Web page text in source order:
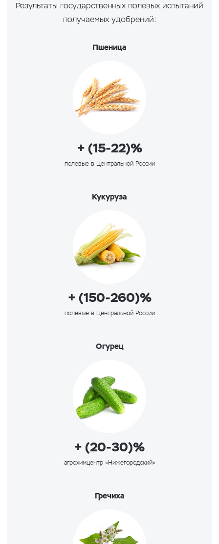
Результаты государственных полевых испытаний
получаемых удобрений:
Пшеница
+ (15-22)%
полевые в Центральной России
Кукуруза
+ (150-260)%
полевые в Центральной России
Огурец
+ (20-30)%
агрохимцентр «Нижегородский»
Гречиха